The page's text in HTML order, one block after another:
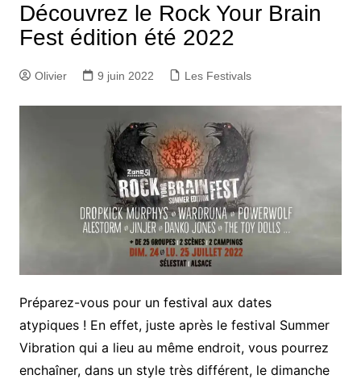
Découvrez le Rock Your Brain
Fest édition été 2022
Olivier 9 juin 2022 Les Festivals
Préparez-vous pour un festival aux dates
atypiques ! En effet, juste après le festival Summer
Vibration qui a lieu au même endroit, vous pourrez
enchaîner, dans un style très différent, le dimanche